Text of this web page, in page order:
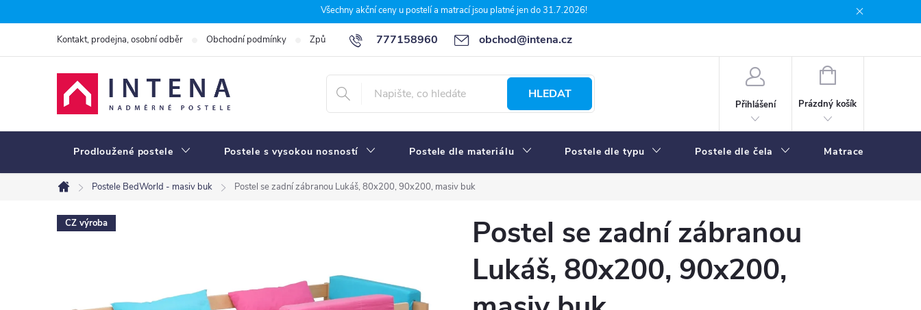
na
Všechny akční ceny u postelí a matrací jsou platné jen do 31.7.2026!
777158960 obchod@intena.cz
Kontakt, prodejna, osobní odběr Obchodní podmínky Způsoby a ceny dopravy 7 důvodů, proč nakupit u Intena nábytek
HLEDAT
Přihlášení
NÁKUPNÍ
Prázdný košík
Prodloužené postele Postele s vysokou nosností Postele dle materiálu Postele dle typu Postele dle čela Matrace
Domů
Postele BedWorld - masiv buk Postel se zadní zábranou Lukáš, 80x200, 90x200, masiv buk
CZ výroba
Postel se zadní zábranou
Lukáš, 80x200, 90x200,